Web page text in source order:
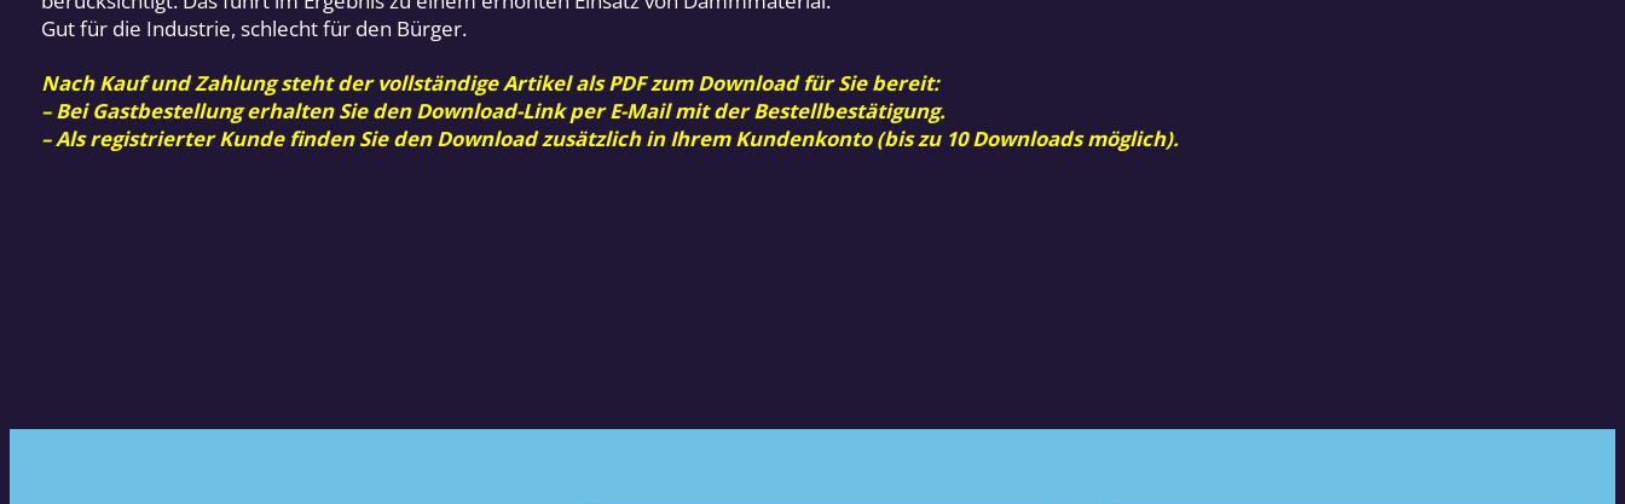
Gut für die Industrie, schlecht für den Bürger.
Nach Kauf und Zahlung steht der vollständige Artikel als PDF zum Download für Sie bereit:
– Bei Gastbestellung erhalten Sie den Download-Link per E-Mail mit der Bestellbestätigung.
– Als registrierter Kunde finden Sie den Download zusätzlich in Ihrem Kundenkonto (bis zu 10 Downloads möglich).